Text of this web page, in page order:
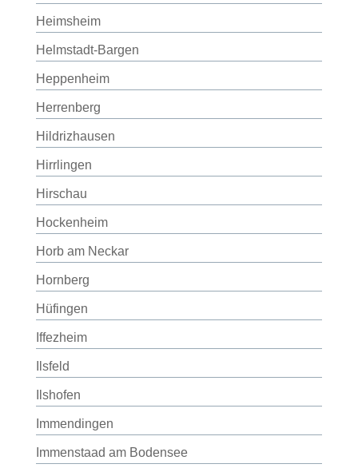
Heimsheim
Helmstadt-Bargen
Heppenheim
Herrenberg
Hildrizhausen
Hirrlingen
Hirschau
Hockenheim
Horb am Neckar
Hornberg
Hüfingen
Iffezheim
Ilsfeld
Ilshofen
Immendingen
Immenstaad am Bodensee